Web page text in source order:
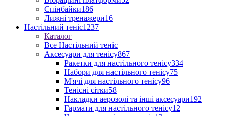
Спінбайки186
Лижні тренажери16
Настільний теніс1237
Каталог
Все Настільний теніс
Аксесуари для тенісу867
Ракетки для настільного тенісу334
Набори для настільного тенісу75
М'ячі для настільного тенісу96
Тенісні сітки58
Накладки аерозолі та інші аксесуари192
Гармати для настільного тенісу12